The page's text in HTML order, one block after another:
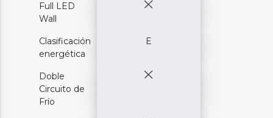
Full LED
Wall
Clasificación
energética
E
Doble
Circuito de
Frío